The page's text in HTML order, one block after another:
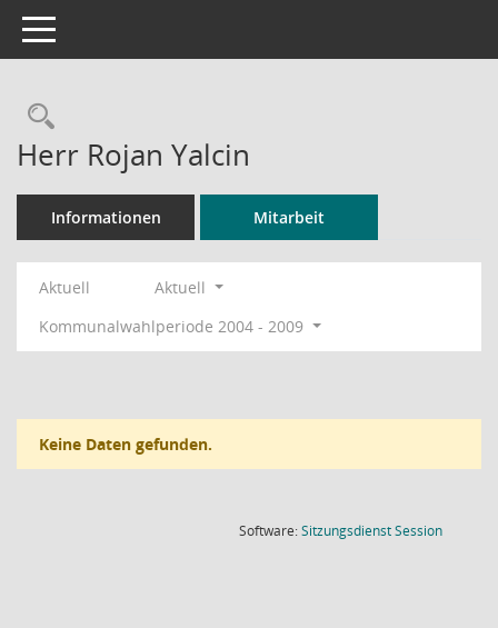
Toggle navigation
Rechercheauswahl
Herr Rojan Yalcin
Informationen Mitarbeit
Aktuell
Aktuell
Kommunalwahlperiode 2004 - 2009
Keine Daten gefunden.
Software:SitzungsdienstSession(Wird in